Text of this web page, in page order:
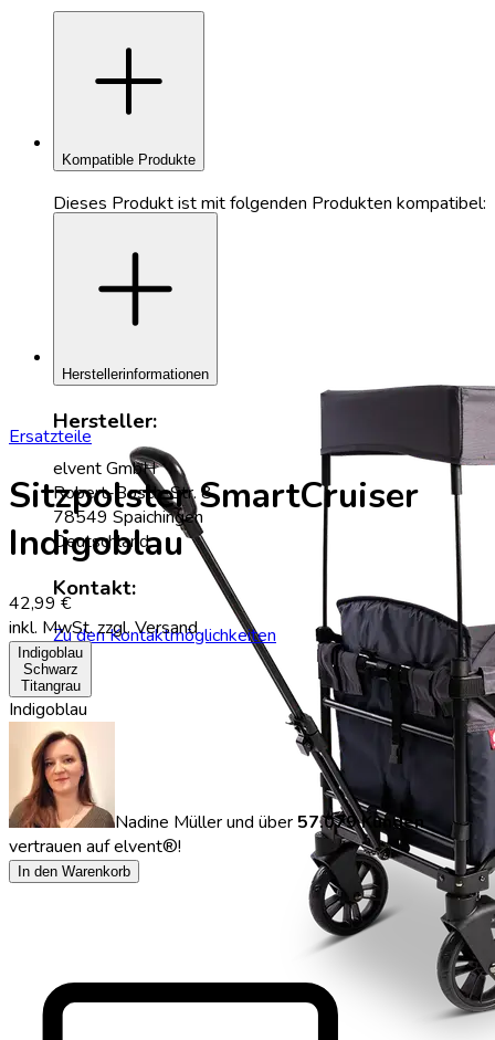
add
Kompatible Produkte
Dieses Produkt ist mit folgenden Produkten kompatibel:
add
Herstellerinformationen
Hersteller:
elvent GmbH
Robert-Bosch-Str. 8
78549 Spaichingen
Deutschland
Kontakt:
Zu den Kontaktmöglichkeiten
Ersatzteile
Sitzpolster SmartCruiser
Indigoblau
42,99 €
inkl. MwSt.zzgl. Versand
Indigoblau
Schwarz
Titangrau
Indigoblau
Nadine Müllerund über 57.079 Kunden
vertrauen auf elvent®!
In den Warenkorb